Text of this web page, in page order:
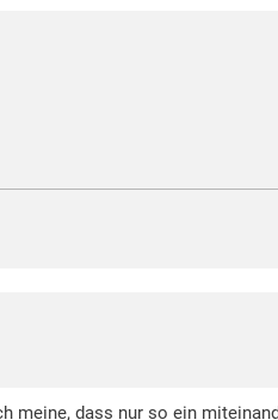
meine, dass nur so ein